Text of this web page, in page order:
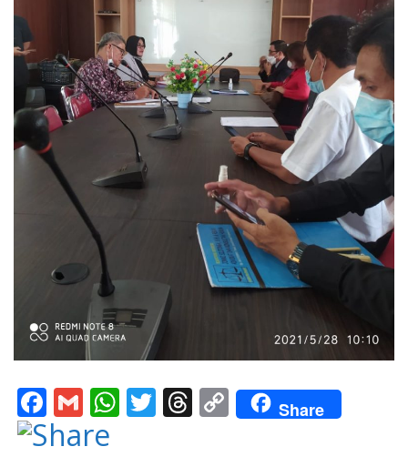
F
ac
G
m
W T T C
o
Share